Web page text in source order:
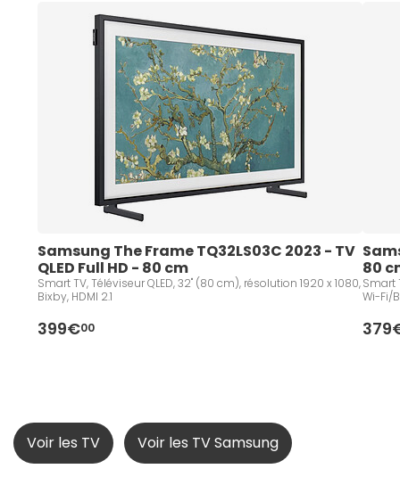
Samsung The Frame TQ32LS03C 2023 - TV
QLED Full HD - 80 cm
Smart TV, Téléviseur QLED, 32" (80 cm), résolution 1920 x 1080,
Bixby, HDMI 2.1
399€00
80
Smart
Wi-Fi/
Voir les TV Voir les TV Samsung